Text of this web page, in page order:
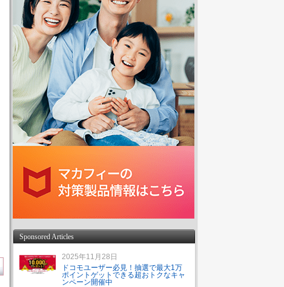
Sponsored Articles
2025年11月28日
ドコモユーザー必見！抽選で最大1万
ポイントゲットできる超おトクなキャ
ンペーン開催中